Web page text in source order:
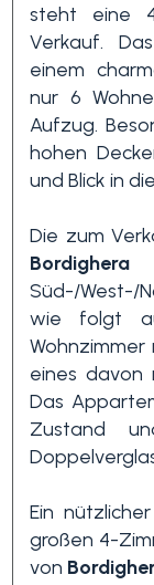
steht eine
Verkauf.
einem
nur 6
Aufzug.
hohen
und Blick in
Die zum
Bordighera
Süd-/West-/
wie folgt
Wohnzimmer
eines davon
Das
Zustand
Ein
großen 4-
von
Schlafzimmer
min.
Alle
1
2
3+
Andere
Optionen